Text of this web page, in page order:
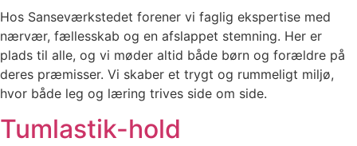
Hos Sanseværkstedet forener vi faglig ekspertise med
nærvær, fællesskab og en afslappet stemning. Her er
plads til alle, og vi møder altid både børn og forældre på
deres præmisser. Vi skaber et trygt og rummeligt miljø,
hvor både leg og læring trives side om side.
Tumlastik-hold